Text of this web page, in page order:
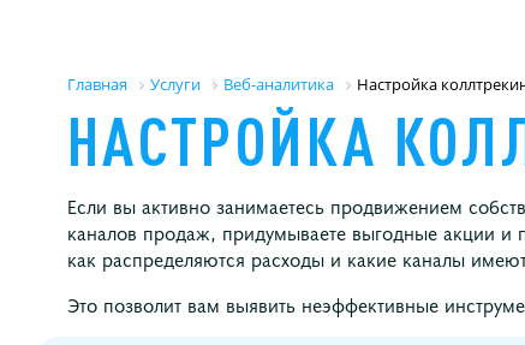
Главная Услуги Веб-аналитика Настройка
НАСТРОЙКА
Если вы активно занимаетесь продвижением
каналов продаж, придумываете выгодные акции
как распределяются расходы и какие каналы
Это позволит вам выявить неэффективные